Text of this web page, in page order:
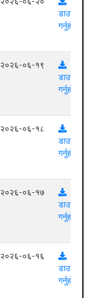
डाउनलोड
गर्नुहोस्
२०२६-०६-१९
डाउनलोड
गर्नुहोस्
२०२६-०६-१८
डाउनलोड
गर्नुहोस्
२०२६-०६-१७
डाउनलोड
गर्नुहोस्
२०२६-०६-१६
डाउनलोड
गर्नुहोस्